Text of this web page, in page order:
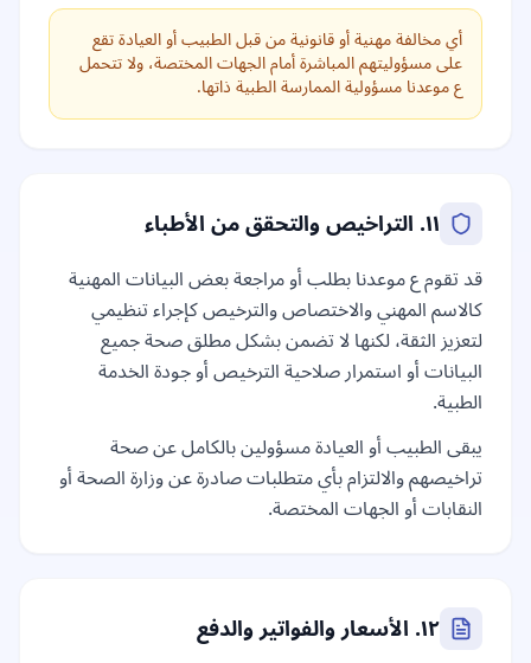
أي مخالفة مهنية أو قانونية من قبل الطبيب أو العيادة تقع
على مسؤوليتهم المباشرة أمام الجهات المختصة، ولا تتحمل
ع موعدنا مسؤولية الممارسة الطبية ذاتها.
١١. التراخيص والتحقق من الأطباء
قد تقوم ع موعدنا بطلب أو مراجعة بعض البيانات المهنية
كالاسم المهني والاختصاص والترخيص كإجراء تنظيمي
لتعزيز الثقة، لكنها لا تضمن بشكل مطلق صحة جميع
البيانات أو استمرار صلاحية الترخيص أو جودة الخدمة
الطبية.
يبقى الطبيب أو العيادة مسؤولين بالكامل عن صحة
تراخيصهم والالتزام بأي متطلبات صادرة عن وزارة الصحة أو
النقابات أو الجهات المختصة.
١٢. الأسعار والفواتير والدفع